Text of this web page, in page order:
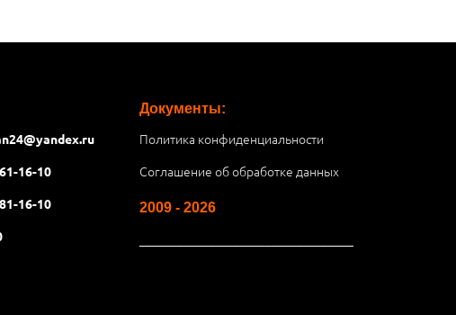
16-10
16-10
Документы:
Политика конфиденциальности
Соглашение об обработке данных
2009 - 2026